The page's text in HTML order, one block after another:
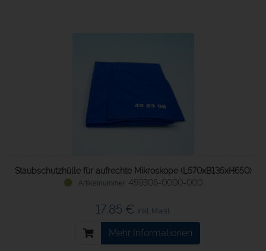
Staubschutzhülle für aufrechte Mikroskope (L570xB135xH650)
459306-0000-000
17,85 € inkl. Mwst.
Mehr Informationen